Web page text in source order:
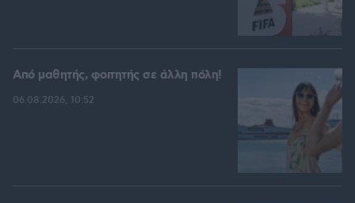
Από μαθητής, φοιτητής σε άλλη πόλη!
06.08.2026, 10:52